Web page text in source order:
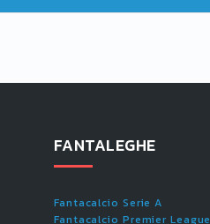
FANTALEGHE
Fantacalcio Serie A
Fantacalcio Premier League